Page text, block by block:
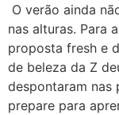
O verão ainda
nas alturas. Para
proposta fresh e
de beleza da Z
despontaram nas
prepare para